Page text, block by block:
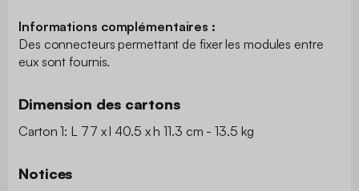
Informations complémentaires :
Des connecteurs permettant de fixer les modules entre
eux sont fournis.
Dimension des cartons
Carton 1: L 77 x l 40.5 x h 11.3 cm - 13.5 kg
Notices